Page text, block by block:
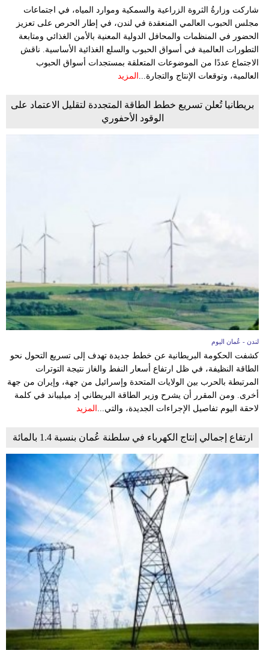
مرأة
علوم
وتكنولوجيا
مدوَّنات
أبراج
شاركت وزارةُ الثروة الزراعية والسمكية وموارد المياه، في اجتماعات
مجلس الحبوب العالمي المنعقدة في لندن، في إطار الحرص على تعزيز
الحضور في المنظمات والمحافل الدولية المعنية بالأمن الغذائي ومتابعة
التطورات العالمية في أسواق الحبوب والسلع الغذائية الأساسية. ناقش
الاجتماع عددًا من الموضوعات المتعلقة بمستجدات أسواق الحبوب
العالمية، وتوقعات الإنتاج والتجارة... المزيد
بريطانيا تُعلن تسريع خطط الطاقة المتجددة لتقليل الاعتماد على
الوقود الأحفوري
لندن - عُمان اليوم
كشفت الحكومة البريطانية عن خطط جديدة تهدف إلى تسريع التحول نحو
الطاقة النظيفة، في ظل ارتفاع أسعار النفط والغاز نتيجة التوترات
المرتبطة بالحرب بين الولايات المتحدة وإسرائيل من جهة، وإيران من جهة
أخرى. ومن المقرر أن يشرح وزير الطاقة البريطاني إد ميليباند في كلمة
لاحقة اليوم تفاصيل الإجراءات الجديدة، والتي... المزيد
ارتفاع إجمالي إنتاج الكهرباء في سلطنة عُمان بنسبة 1.4 بالمائة